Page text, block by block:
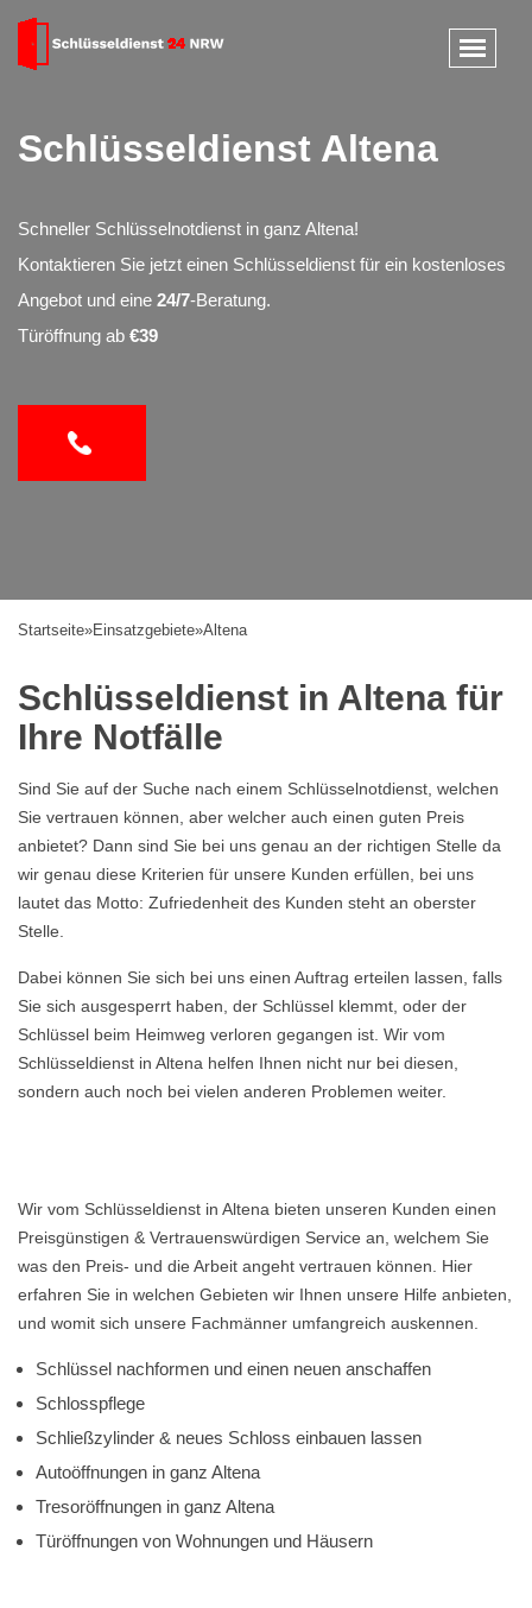
Schlüsseldienst Altena
Schneller Schlüsselnotdienst in ganz Altena!
Kontaktieren Sie jetzt einen Schlüsseldienst für ein kostenloses
Angebot und eine 24/7-Beratung.
Türöffnung ab €39
Startseite»Einsatzgebiete»Altena
Schlüsseldienst in Altena für
Ihre Notfälle
Sind Sie auf der Suche nach einem Schlüsselnotdienst, welchen
Sie vertrauen können, aber welcher auch einen guten Preis
anbietet? Dann sind Sie bei uns genau an der richtigen Stelle da
wir genau diese Kriterien für unsere Kunden erfüllen, bei uns
lautet das Motto: Zufriedenheit des Kunden steht an oberster
Stelle.
Dabei können Sie sich bei uns einen Auftrag erteilen lassen, falls
Sie sich ausgesperrt haben, der Schlüssel klemmt, oder der
Schlüssel beim Heimweg verloren gegangen ist. Wir vom
Schlüsseldienst in Altena helfen Ihnen nicht nur bei diesen,
sondern auch noch bei vielen anderen Problemen weiter.
Wir vom Schlüsseldienst in Altena bieten unseren Kunden einen
Preisgünstigen & Vertrauenswürdigen Service an, welchem Sie
was den Preis- und die Arbeit angeht vertrauen können. Hier
erfahren Sie in welchen Gebieten wir Ihnen unsere Hilfe anbieten,
und womit sich unsere Fachmänner umfangreich auskennen.
Schlüssel nachformen und einen neuen anschaffen
Schlosspflege
Schließzylinder & neues Schloss einbauen lassen
Autoöffnungen in ganz Altena
Tresoröffnungen in ganz Altena
Türöffnungen von Wohnungen und Häusern